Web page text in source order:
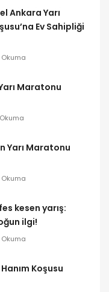
Ankara Yarı
Ev Sahipliği
Maratonu
Yarı Maratonu
kesen yarış:
ilgi!
Koşusu